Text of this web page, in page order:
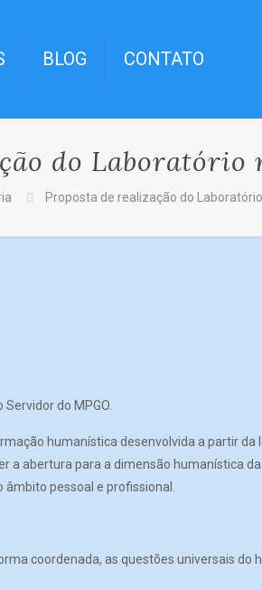
BLOG CONTATO
do Laboratório
Proposta de realização do
do MPGO.
humanística desenvolvida a partir
abertura para a dimensão humanística
pessoal e profissional.
coordenada, as questões universais